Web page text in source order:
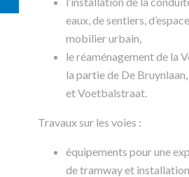
eaux, de sentiers,
mobilier urbain,
le réaménagement de la
la partie de De
et Voetbalstraat.
Travaux sur les voies :
équipements pour une
de tramway et